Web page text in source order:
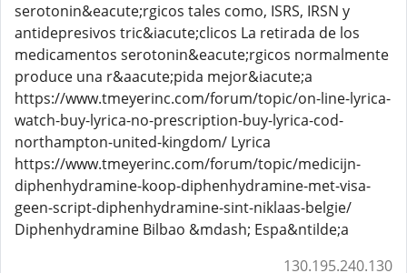
serotonin&eacute;rgicos tales como, ISRS, IRSN y
antidepresivos tric&iacute;clicos La retirada de los
medicamentos serotonin&eacute;rgicos normalmente
produce una r&aacute;pida mejor&iacute;a
https://www.tmeyerinc.com/forum/topic/on-line-lyrica-
watch-buy-lyrica-no-prescription-buy-lyrica-cod-
northampton-united-kingdom/ Lyrica
https://www.tmeyerinc.com/forum/topic/medicijn-
diphenhydramine-koop-diphenhydramine-met-visa-
geen-script-diphenhydramine-sint-niklaas-belgie/
Diphenhydramine Bilbao &mdash; Espa&ntilde;a
130.195.240.130